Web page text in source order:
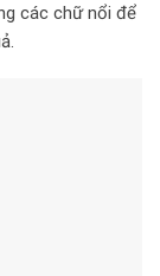
các chữ nổi để